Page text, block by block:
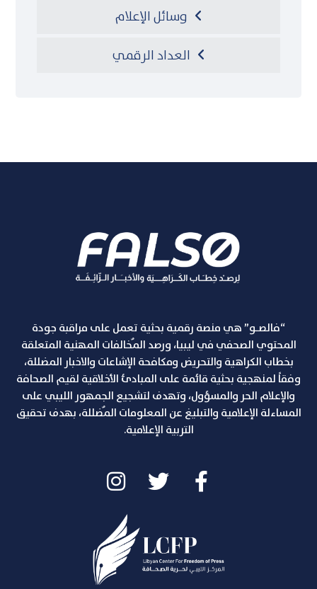
وسائل الإعلام
العداد الرقمي
“فالصـو” هي منصة رقمية بحثية تعمل على مراقبة جودة
المحتوي الصحفي في ليبيا، ورصد المٌخالفات المهنية المتعلقة
بخطاب الكراهية والتحريض ومكافحة الإشاعات والاخبار المضللة،
وفقاً لمنهجية بحثية قائمة على المبادئ الأخلاقية لقيم الصحافة
والإعلام الحر والمسؤول، وتهدف لتشجيع الجمهور الليبي على
المساءلة الإعلامية والتبليغ عن المعلومات المٌضللة، بهدف تحقيق
التربية الإعلامية.